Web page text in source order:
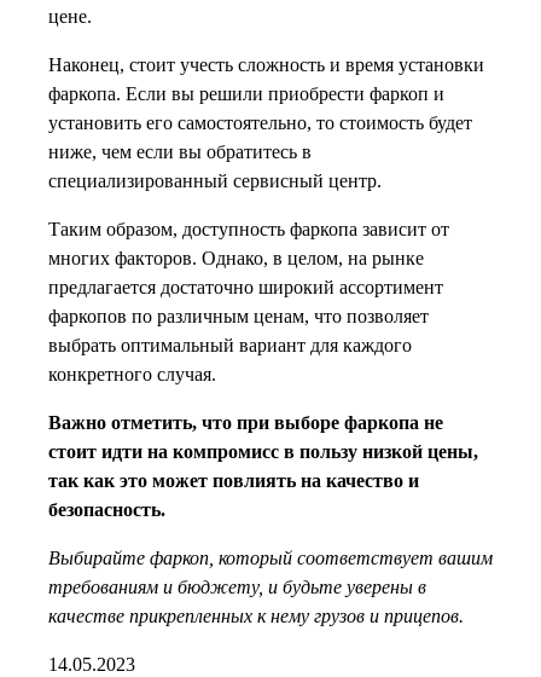
цене.
Наконец, стоит учесть сложность и время установки
фаркопа. Если вы решили приобрести фаркоп и
установить его самостоятельно, то стоимость будет
ниже, чем если вы обратитесь в
специализированный сервисный центр.
Таким образом, доступность фаркопа зависит от
многих факторов. Однако, в целом, на рынке
предлагается достаточно широкий ассортимент
фаркопов по различным ценам, что позволяет
выбрать оптимальный вариант для каждого
конкретного случая.
Важно отметить, что при выборе фаркопа не
стоит идти на компромисс в пользу низкой цены,
так как это может повлиять на качество и
безопасность.
Выбирайте фаркоп, который соответствует вашим
требованиям и бюджету, и будьте уверены в
качестве прикрепленных к нему грузов и прицепов.
14.05.2023